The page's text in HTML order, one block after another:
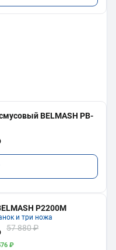
BELMASH PB-
P2200M
и три ножа
57 880 ₽
₽